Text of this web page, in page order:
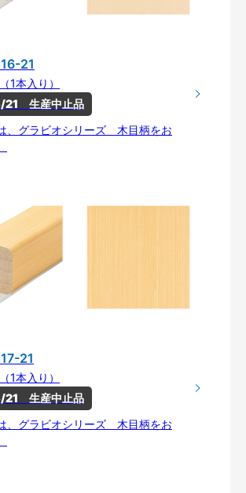
21
1本入り）
　生産中止品
、グラビオシリーズ 木目柄をお
21
1本入り）
　生産中止品
、グラビオシリーズ 木目柄をお